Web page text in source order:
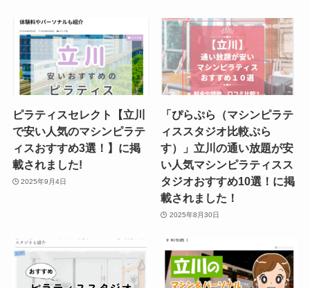
ピラティスセレクト【立川
で安い人気のマシンピラテ
ィスおすすめ3選！】に掲
載されました!
2025年9月4日
「ぴらぷら（マシンピラテ
ィススタジオ比較ぷら
す）」立川の通い放題が安
い人気マシンピラティスス
タジオおすすめ10選！に掲
載されました！
2025年8月30日